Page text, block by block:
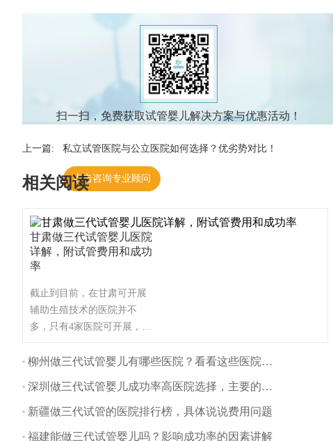
扫一扫，免费获取试管婴儿解决方案与优惠活动！
点击咨询专业顾问
上一篇: 私立试管医院与公立医院如何选择？优劣势对比！
相关阅读
甘肃做三代试管婴儿医院
详解，附试管费用和成功
率
截止到目前，在甘肃可开展
辅助生殖技术的医院并不
多，只有4家医院可开展，这
代试管婴儿技术，甘肃不孕
州开展试管婴儿技术，这里
为大家整理甘肃试管医院名
柳州做三代试管婴儿有哪些医院？看看这些医院排名
深圳做三代试管婴儿成功率高医院选择，主要的流程有哪些？
新疆做三代试管的医院排行榜，具体说说费用问题
福建能做三代试管婴儿吗？影响成功率的因素讲解